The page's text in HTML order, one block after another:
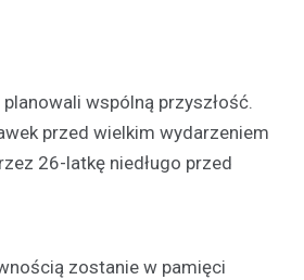
wspólną przyszłość.
przed wielkim wydarzeniem
26-latkę niedługo przed
zostanie w pamięci